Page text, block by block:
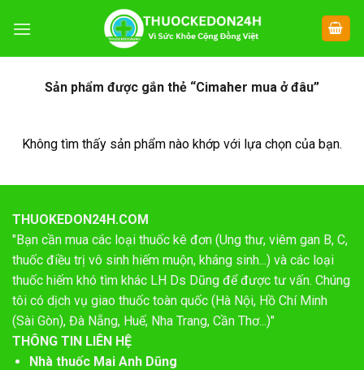
đến
Sản phẩm được gắn thẻ “Cimaher mua ở đâu”
Không tìm thấy sản phẩm nào khớp với lựa chọn của bạn.
THUOKEDON24H.COM
"Bạn cần mua các loại thuốc kê đơn (Ung thư, viêm gan B, C,
thuốc điều trị vô sinh hiếm muộn, kháng sinh...) và các loại
thuốc hiếm khó tìm khác LH Ds Dũng để được tư vấn. Chúng
tôi có dịch vụ giao thuốc toàn quốc (Hà Nội, Hồ Chí Minh
(Sài Gòn), Đà Nẵng, Huế, Nha Trang, Cần Thơ...)"
THÔNG TIN LIÊN HỆ
Nhà thuốc Mai Anh Dũng